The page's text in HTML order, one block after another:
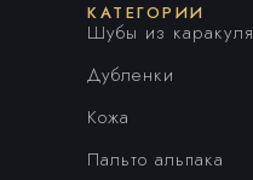
КАТЕГОРИИ
Шубы из каракуля
Дубленки
Кожа
Пальто альпака